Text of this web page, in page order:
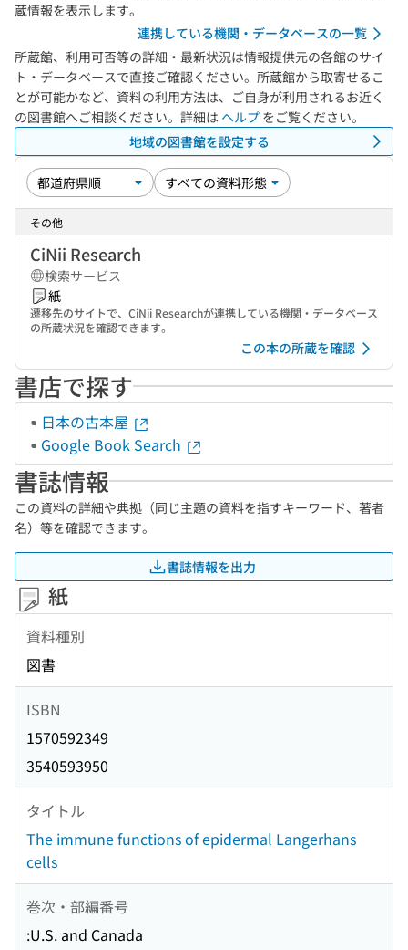
蔵情報を表示します。
連携している機関・データベースの一覧
所蔵館、利用可否等の詳細・最新状況は情報提供元の各館のサイ
ト・データベースで直接ご確認ください。所蔵館から取寄せるこ
とが可能かなど、資料の利用方法は、ご自身が利用されるお近く
の図書館へご相談ください。詳細は ヘルプ をご覧ください。
地域の図書館を設定する
その他
CiNii Research
検索サービス
紙
遷移先のサイトで、CiNii Researchが連携している機関・データベース
の所蔵状況を確認できます。
この本の所蔵を確認
書店で探す
日本の古本屋
Google Book Search
書誌情報
この資料の詳細や典拠（同じ主題の資料を指すキーワード、著者
名）等を確認できます。
書誌情報を出力
紙
資料種別
図書
ISBN
1570592349
3540593950
タイトル
The immune functions of epidermal Langerhans
cells
巻次・部編番号
:U.S. and Canada